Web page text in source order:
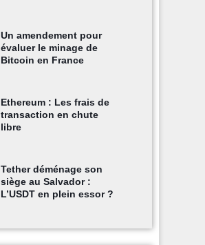
Un amendement pour
évaluer le minage de
Bitcoin en France
Ethereum : Les frais de
transaction en chute
libre
Tether déménage son
siège au Salvador :
L’USDT en plein essor ?